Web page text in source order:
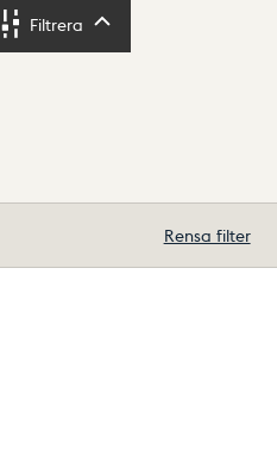
Filtrera
Rensa filter